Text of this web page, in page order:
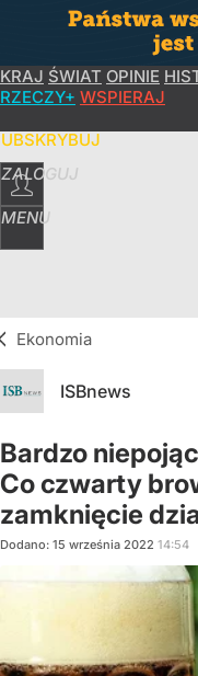
KRAJ ŚWIAT OPINIE
RZECZY+ WSPIERAJ
ZALOGUJ
MENU
Ekonomia
ISBnews
Bardzo
Co czwarty
zamknięcie
Dodano: 15 września 2022 14:54